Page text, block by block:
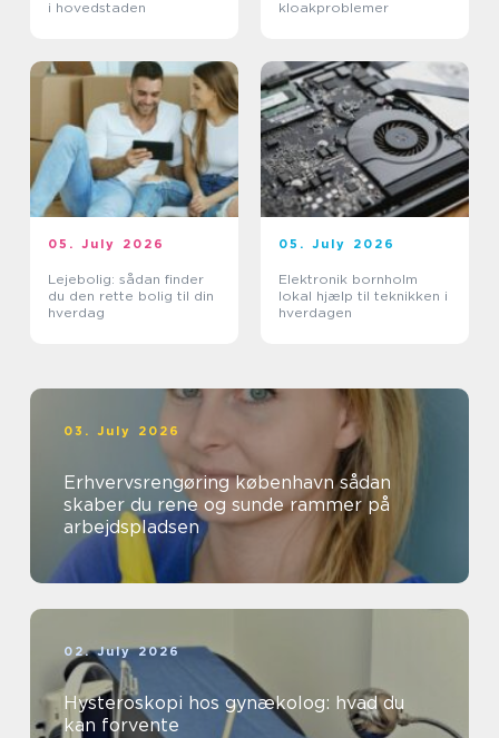
i hovedstaden kloakproblemer
05. July 2026
Lejebolig: sådan finder
du den rette bolig til din
hverdag
05. July 2026
Elektronik bornholm
lokal hjælp til teknikken i
hverdagen
03. July 2026
Erhvervsrengøring københavn sådan
skaber du rene og sunde rammer på
arbejdspladsen
02. July 2026
Hysteroskopi hos gynækolog: hvad du
kan forvente